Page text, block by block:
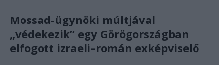
Mossad-ügynöki múltjával
„védekezik” egy Görögországban
elfogott izraeli–román exképviselő